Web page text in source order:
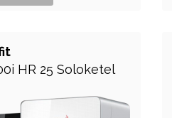
HR 25 Soloketel